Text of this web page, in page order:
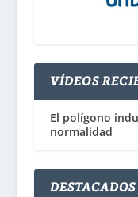
VÍDEOS
El polígono
normalidad
DESTACADOS